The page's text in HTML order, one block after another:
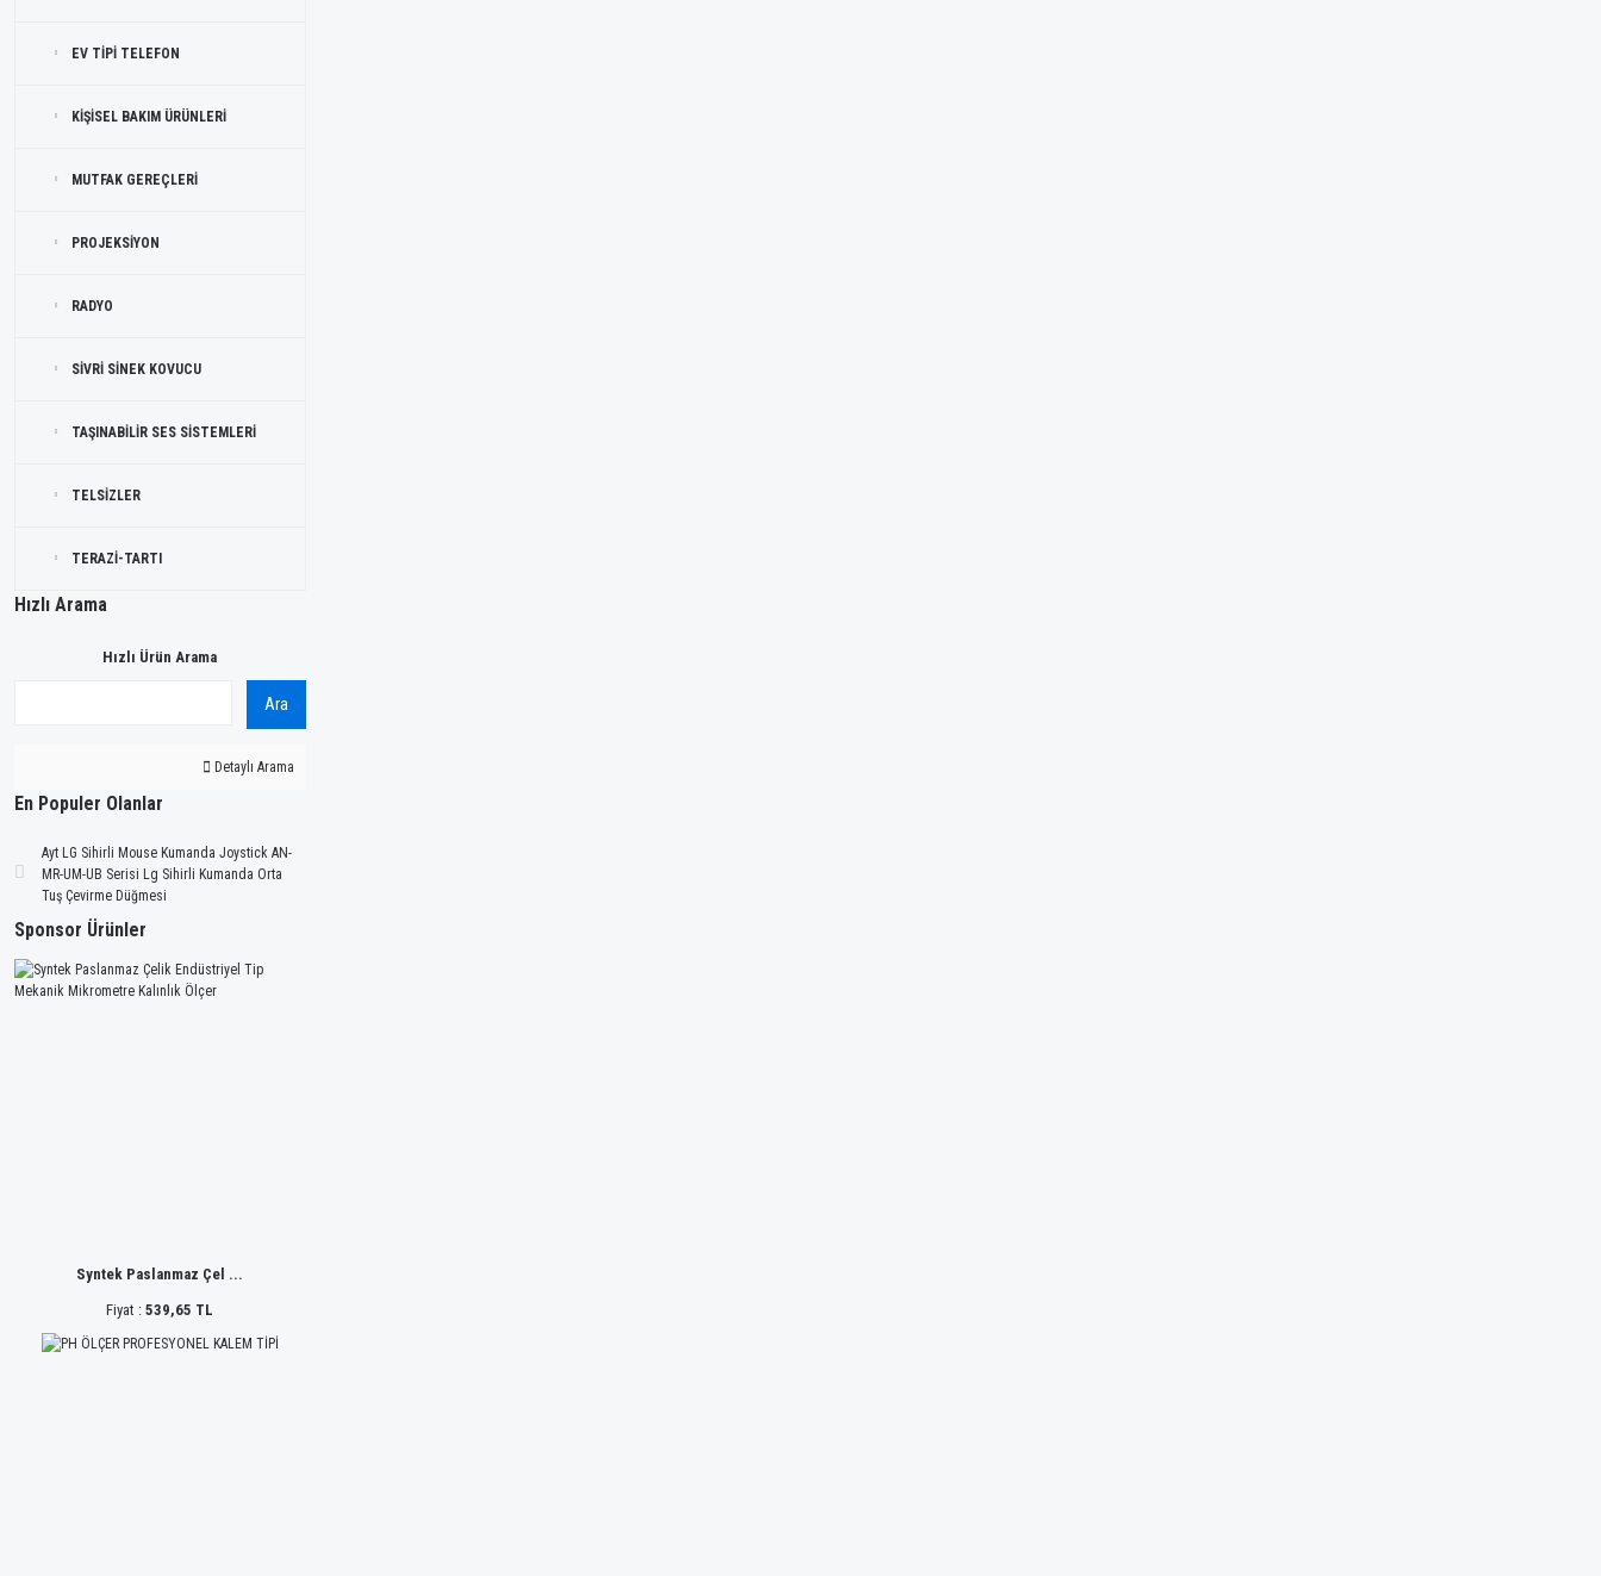
EV TİPİ TELEFON
KİŞİSEL BAKIM ÜRÜNLERİ
MUTFAK GEREÇLERİ
PROJEKSİYON
RADYO
SİVRİ SİNEK KOVUCU
TAŞINABİLİR SES SİSTEMLERİ
TELSİZLER
TERAZİ-TARTI
Hızlı Arama
Hızlı Ürün Arama
Ara
Detaylı Arama
En Populer Olanlar
Ayt LG Sihirli Mouse Kumanda Joystick AN-
MR-UM-UB Serisi Lg Sihirli Kumanda Orta
Tuş Çevirme Düğmesi
Sponsor Ürünler
Syntek Paslanmaz Çel ...
Fiyat :539,65 TL